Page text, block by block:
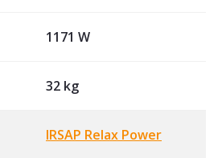
1171 W
32 kg
IRSAP Relax Power